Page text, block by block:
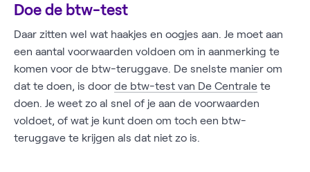
Doe de btw-test
Daar zitten wel wat haakjes en oogjes aan. Je moet aan
een aantal voorwaarden voldoen om in aanmerking te
komen voor de btw-teruggave. De snelste manier om
dat te doen, is door de btw-test van De Centrale te
doen. Je weet zo al snel of je aan de voorwaarden
voldoet, of wat je kunt doen om toch een btw-
teruggave te krijgen als dat niet zo is.